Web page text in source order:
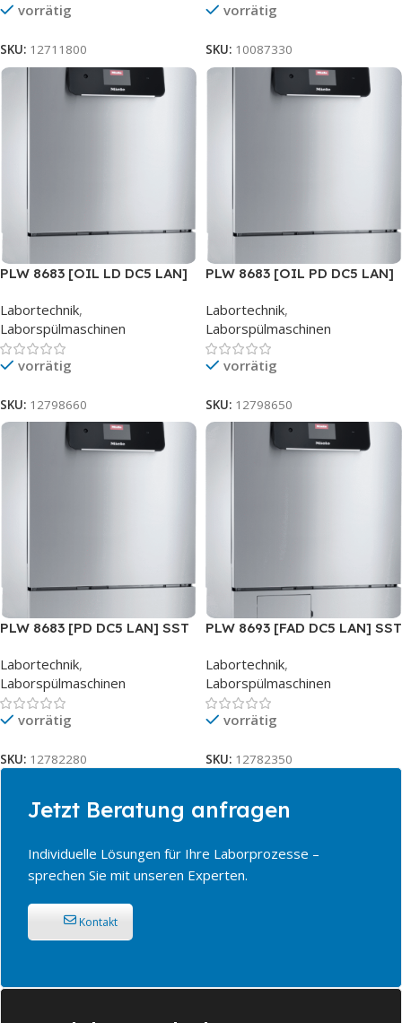
vorrätig
SKU: 12711800
vorrätig
SKU: 10087330
PLW 8683 [OIL LD DC5 LAN]
Labortechnik,
Laborspülmaschinen
vorrätig
SKU: 12798660
PLW 8683 [OIL PD DC5 LAN]
Labortechnik,
Laborspülmaschinen
vorrätig
SKU: 12798650
PLW 8683 [PD DC5 LAN] SST
Labortechnik,
Laborspülmaschinen
vorrätig
SKU: 12782280
PLW 8693 [FAD DC5 LAN] SST
Labortechnik,
Laborspülmaschinen
vorrätig
SKU: 12782350
Jetzt Beratung anfragen
Individuelle Lösungen für Ihre Laborprozesse –
sprechen Sie mit unseren Experten.
Kontakt